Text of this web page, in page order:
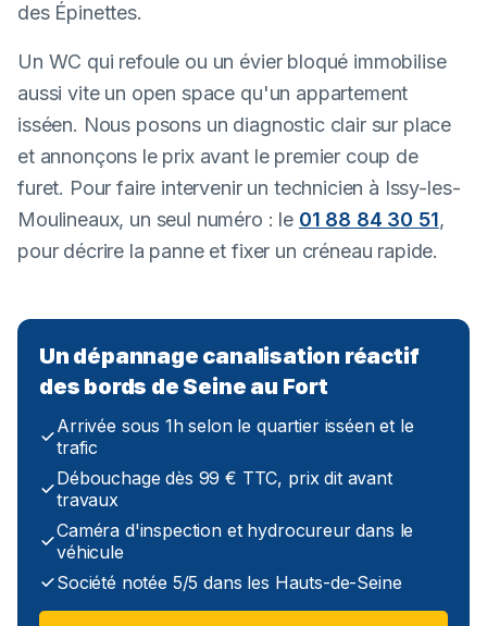
des Épinettes.
Un WC qui refoule ou un évier bloqué immobilise
aussi vite un open space qu'un appartement
isséen. Nous posons un diagnostic clair sur place
et annonçons le prix avant le premier coup de
furet. Pour faire intervenir un technicien à Issy-les-
Moulineaux, un seul numéro : le 01 88 84 30 51,
pour décrire la panne et fixer un créneau rapide.
Un dépannage canalisation réactif
des bords de Seine au Fort
Arrivée sous 1h selon le quartier isséen et le
trafic
Débouchage dès 99 € TTC, prix dit avant
travaux
Caméra d'inspection et hydrocureur dans le
véhicule
Société notée 5/5 dans les Hauts-de-Seine